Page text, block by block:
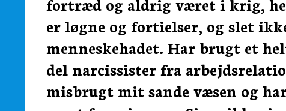
fortræd og aldrig været i krig,
er løgne og fortielser, og slet
menneskehadet. Har brugt et
del narcissister fra
misbrugt mit sande væsen og